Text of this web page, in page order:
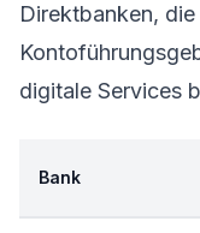
Direktbanken,
digitale Services
Bank